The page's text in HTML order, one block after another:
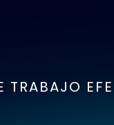
TRABAJO